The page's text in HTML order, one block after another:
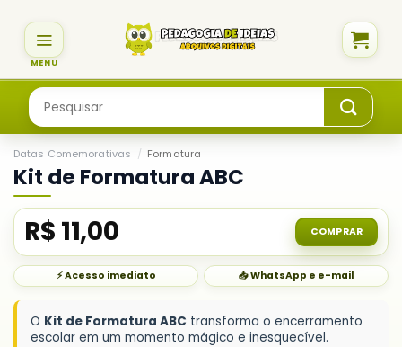
content
Pesquisar
por:
Datas Comemorativas / Formatura
Kit de Formatura ABC
R$ 11,00 COMPRAR
⚡ Acesso imediato 📥 WhatsApp e e-mail
O Kit de Formatura ABC transforma o encerramento
escolar em um momento mágico e inesquecível.